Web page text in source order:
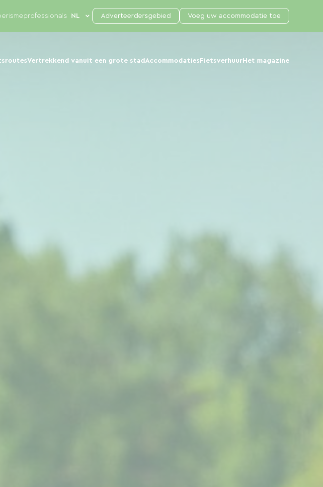
Vertrekkend vanuit een grote stad Accommodaties Fietsverhuur Het magazine
Adverteerdersgebied Voeg uw accommodatie toe